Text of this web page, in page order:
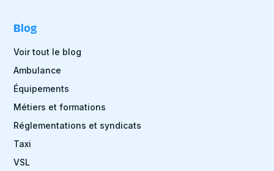
Blog
Voir tout le blog
Ambulance
Équipements
Métiers et formations
Réglementations et syndicats
Taxi
VSL